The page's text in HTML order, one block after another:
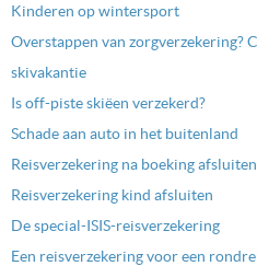
Kinderen op wintersport
Overstappen van zorgverzekering?
skivakantie
Is off-piste skiëen verzekerd?
Schade aan auto in het buitenland
Reisverzekering na boeking afsluiten
Reisverzekering kind afsluiten
De special-ISIS-reisverzekering
Een reisverzekering voor een